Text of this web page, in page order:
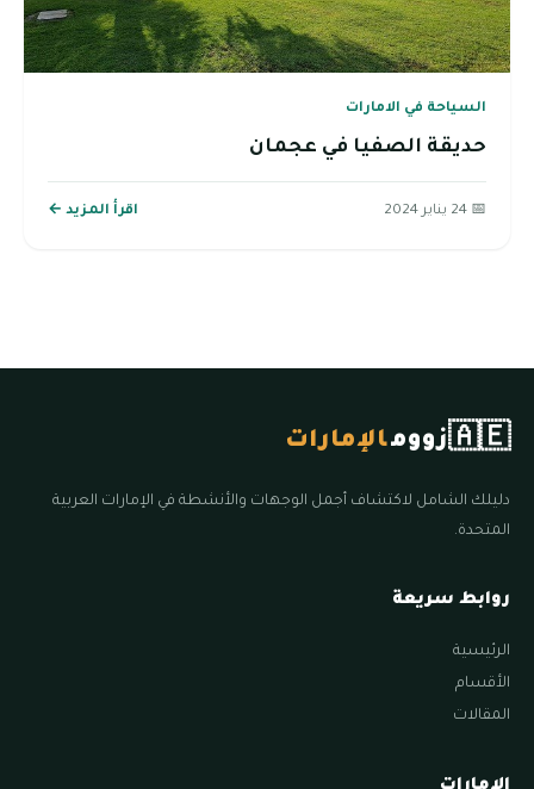
السياحة في الامارات
حديقة الصفيا في عجمان
📅 24 يناير 2024 اقرأ المزيد ←
🇦🇪زوومالإمارات
دليلك الشامل لاكتشاف أجمل الوجهات والأنشطة في الإمارات العربية
المتحدة.
روابط سريعة
الرئيسية
الأقسام
المقالات